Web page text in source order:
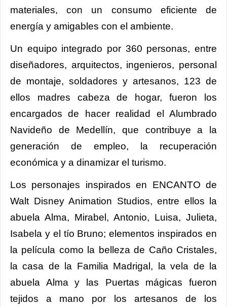
materiales, con un consumo eficiente de
energía y amigables con el ambiente.
Un equipo integrado por 360 personas, entre
diseñadores, arquitectos, ingenieros, personal
de montaje, soldadores y artesanos, 123 de
ellos madres cabeza de hogar, fueron los
encargados de hacer realidad el Alumbrado
Navideño de Medellín, que contribuye a la
generación de empleo, la recuperación
económica y a dinamizar el turismo.
Los personajes inspirados en ENCANTO de
Walt Disney Animation Studios, entre ellos la
abuela Alma, Mirabel, Antonio, Luisa, Julieta,
Isabela y el tío Bruno; elementos inspirados en
la película como la belleza de Caño Cristales,
la casa de la Familia Madrigal, la vela de la
abuela Alma y las Puertas mágicas fueron
tejidos a mano por los artesanos de los